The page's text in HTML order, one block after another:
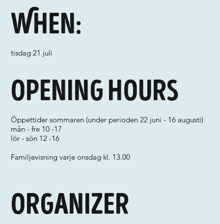
When:
tisdag 21 juli
Organizer
Opening hours
Öppettider sommaren (under perioden 22 juni - 16 augusti)
mån - fre 10 -17
lör - sön 12 -16
Familjevisning varje onsdag kl. 13.00